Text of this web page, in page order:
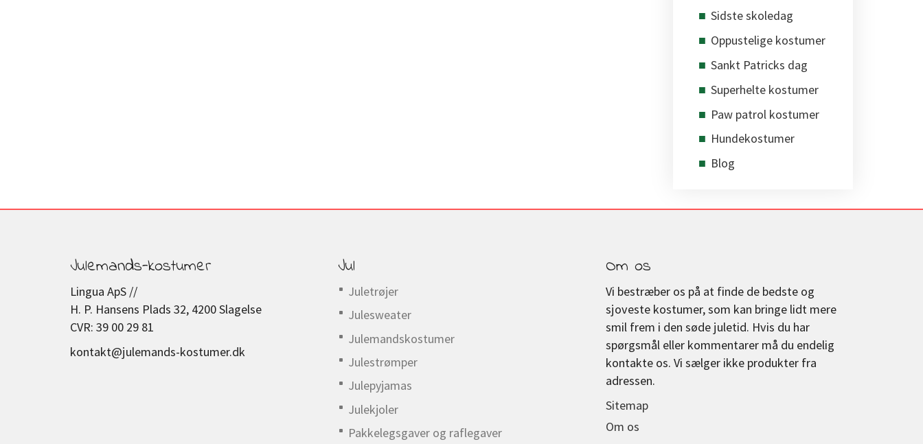
Sidste skoledag
Oppustelige kostumer
Sankt Patricks dag
Superhelte kostumer
Paw patrol kostumer
Hundekostumer
Blog
Julemands-kostumer
Lingua ApS //
H. P. Hansens Plads 32, 4200 Slagelse
CVR: 39 00 29 81
kontakt@julemands-kostumer.dk
Jul
Juletrøjer
Julesweater
Julemandskostumer
Julestrømper
Julepyjamas
Julekjoler
Pakkelegsgaver og raflegaver
Om os
Vi bestræber os på at finde de bedste og
sjoveste kostumer, som kan bringe lidt mere
smil frem i den søde juletid. Hvis du har
spørgsmål eller kommentarer må du endelig
kontakte os. Vi sælger ikke produkter fra
adressen.
Sitemap
Om os